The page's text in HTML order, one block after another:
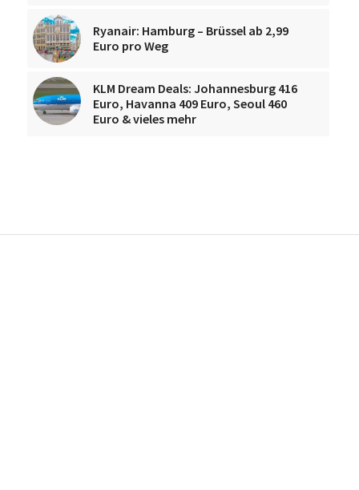
Ryanair: Hamburg – Brüssel ab 2,99
Euro pro Weg
KLM Dream Deals: Johannesburg 416
Euro, Havanna 409 Euro, Seoul 460
Euro & vieles mehr